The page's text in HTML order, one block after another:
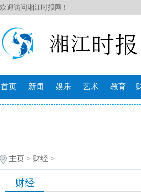
欢迎访问湘江时报网！
首页 新闻 娱乐 艺术 教育
主页 > 财经 >
财经